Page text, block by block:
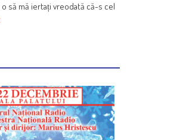
o să mă iertați vreodată că-s cel